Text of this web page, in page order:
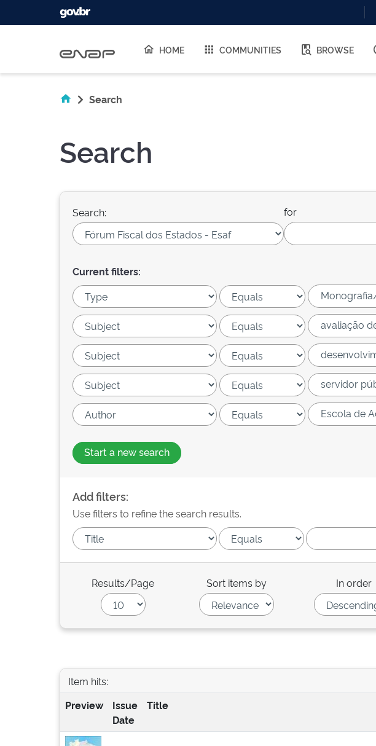
HOME COMMUNITIES BROWSE
Search
Search
Search: for
Current filters:
Start a new search
Add filters:
Use filters to refine the search results.
Results/Page Sort items by In order
Item hits:
Preview
Issue
Date
Title